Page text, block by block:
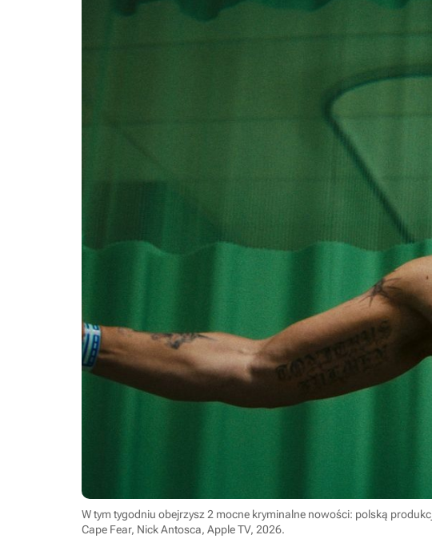
W tym tygodniu obejrzysz 2 mocne kryminalne nowości: polską
Cape Fear, Nick Antosca, Apple TV, 2026.